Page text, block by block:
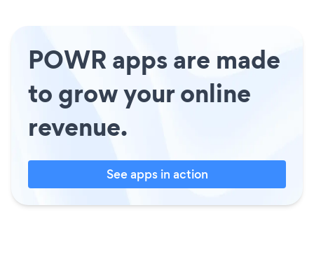
POWR apps are made
to grow your online
revenue.
See apps in action